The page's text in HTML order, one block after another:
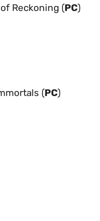
Reckoning (PC)
(PC)